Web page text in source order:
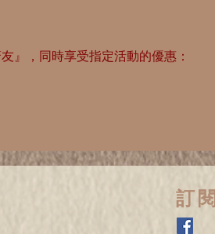
』，同時享受指定活動的優惠：
​訂閱